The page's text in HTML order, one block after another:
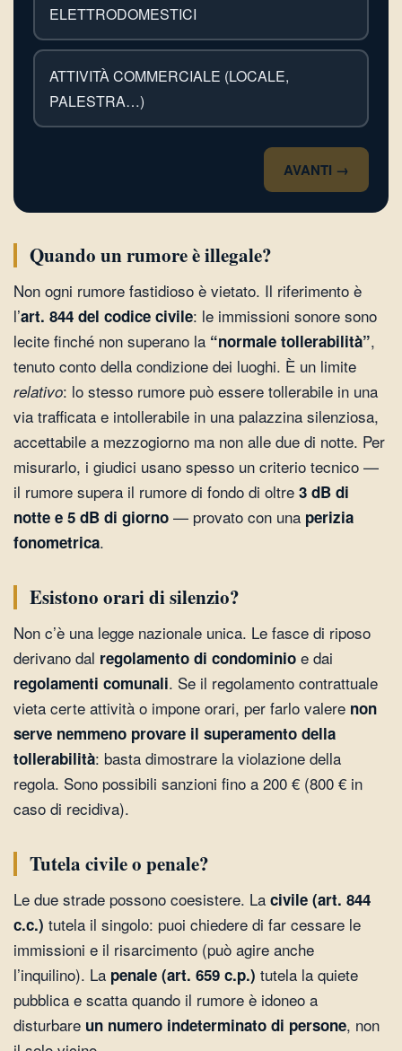
ELETTRODOMESTICI
ATTIVITÀ COMMERCIALE (LOCALE,
PALESTRA…)
AVANTI →
Quando un rumore è illegale?
Non ogni rumore fastidioso è vietato. Il riferimento è
l’art. 844 del codice civile: le immissioni sonore sono
lecite finché non superano la “normale tollerabilità”,
tenuto conto della condizione dei luoghi. È un limite
relativo: lo stesso rumore può essere tollerabile in una
via trafficata e intollerabile in una palazzina silenziosa,
accettabile a mezzogiorno ma non alle due di notte. Per
misurarlo, i giudici usano spesso un criterio tecnico —
il rumore supera il rumore di fondo di oltre 3 dB di
notte e 5 dB di giorno — provato con una perizia
fonometrica.
Esistono orari di silenzio?
Non c’è una legge nazionale unica. Le fasce di riposo
derivano dal regolamento di condominio e dai
regolamenti comunali. Se il regolamento contrattuale
vieta certe attività o impone orari, per farlo valere non
serve nemmeno provare il superamento della
tollerabilità: basta dimostrare la violazione della
regola. Sono possibili sanzioni fino a 200 € (800 € in
caso di recidiva).
Tutela civile o penale?
Le due strade possono coesistere. La civile (art. 844
c.c.) tutela il singolo: puoi chiedere di far cessare le
immissioni e il risarcimento (può agire anche
l’inquilino). La penale (art. 659 c.p.) tutela la quiete
pubblica e scatta quando il rumore è idoneo a
disturbare un numero indeterminato di persone, non